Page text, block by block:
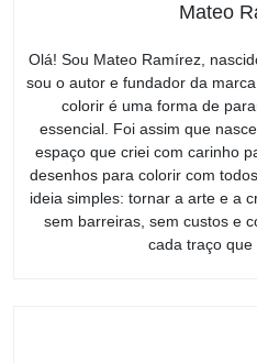
Mateo
Olá! Sou Mateo Ramírez,
sou o autor e fundador da
colorir é uma forma de
essencial. Foi assim que
espaço que criei com carinho
desenhos para colorir com
ideia simples: tornar a arte e a
sem barreiras, sem custos e
cada traço que